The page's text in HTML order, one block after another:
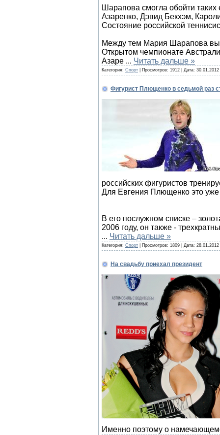
Шарапова смогла обойти таких
Азаренко, Дэвид Бекхэм,
Состояние российской
Между тем Мария Шарапова
Открытом чемпионате
Азаре ... Читать дальше »
Категория: Спорт | Просмотров: 1912 | Дата: 30.01.2012
Фигурист Плющенко в седьмой раз
российских фигуристов
Для Евгения Плющенко это
В его послужном списке –
2006 году, он также -
... Читать дальше »
Категория: Спорт | Просмотров: 1809 | Дата: 28.01.2012
На свадьбу приехал президент
Именно поэтому о